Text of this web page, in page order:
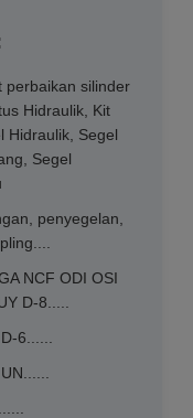
perbaikan silinder
Hidraulik, Kit
Hidraulik, Segel
Segel
penyegelan,
NCF ODI OSI
D-8.....
6......